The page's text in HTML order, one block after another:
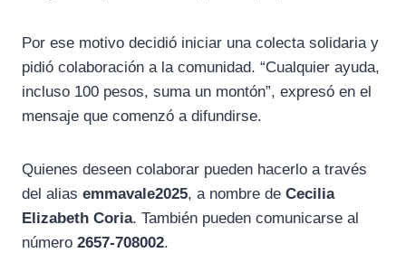
Por ese motivo decidió iniciar una colecta solidaria y
pidió colaboración a la comunidad. “Cualquier ayuda,
incluso 100 pesos, suma un montón”, expresó en el
mensaje que comenzó a difundirse.
Quienes deseen colaborar pueden hacerlo a través
del alias emmavale2025, a nombre de Cecilia
Elizabeth Coria. También pueden comunicarse al
número 2657-708002.